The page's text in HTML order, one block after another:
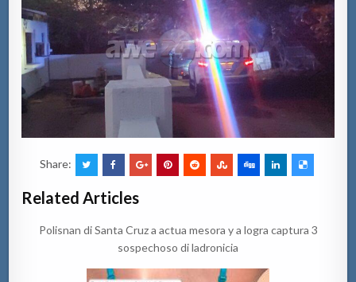
Share:
Related Articles
Polisnan di Santa Cruz a actua mesora y a logra captura 3
sospechoso di ladronicia